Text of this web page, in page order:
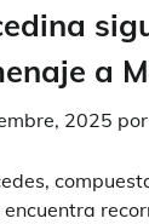
a
2025 por
encuentra